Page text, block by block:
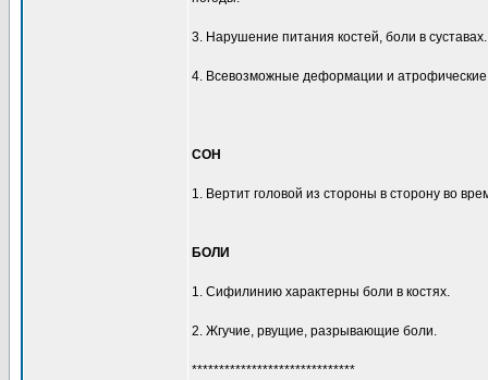
3. Нарушение питания костей, боли в суставах.
4. Всевозможные деформации и
СОН
1. Вертит головой из стороны в сторону во
БОЛИ
1. Сифилинию характерны боли в костях.
2. Жгучие, рвущие, разрывающие боли.
******************************